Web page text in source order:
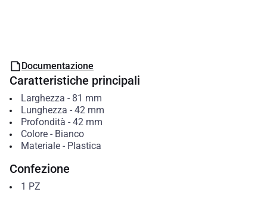
Documentazione
Caratteristiche principali
Larghezza - 81 mm
Lunghezza - 42 mm
Profondità - 42 mm
Colore- Bianco
Materiale- Plastica
Confezione
1 PZ